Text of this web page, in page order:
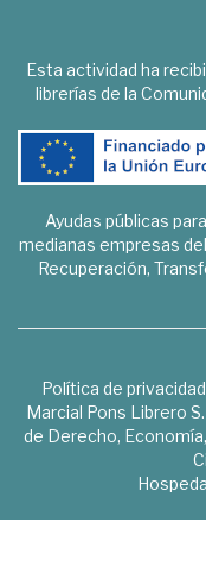
Esta actividad ha
librerías de la
Ayudas públicas
medianas empresas
Recuperación,
Política de privacidad
Marcial Pons Librero
de Derecho,